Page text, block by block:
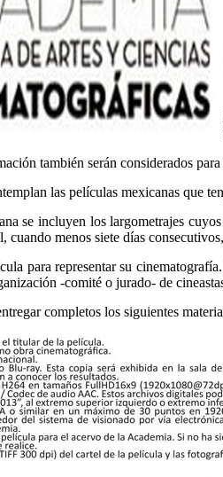
también serán considerados
las películas mexicanas que
se incluyen los largometrajes
cuando menos siete días
para representar su
-comité o jurado- de
completos los siguientes